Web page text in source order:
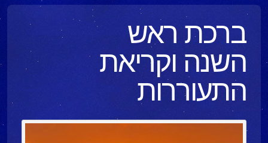
ברכת ראש
השנה וקריאת
התעוררות